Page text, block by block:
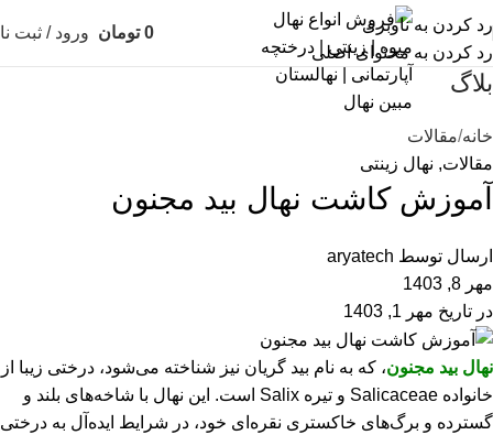
رد کردن به ناوبری
رد کردن به محتوای اصلی
0 تومان ورود / ثبت
بلاگ
خانه مقالات
مقالات, نهال زینتی
آموزش کاشت نهال بید مجنون
ارسال توسط aryatech
مهر 8, 1403
در تاریخ مهر 1, 1403
نهال بید مجنون، که به نام بید گریان نیز شناخته می‌شود، درختی زیبا از
خانواده Salicaceae و تیره Salix است. این نهال با شاخه‌های بلند و
گسترده و برگ‌های خاکستری نقره‌ای خود، در شرایط ایده‌آل به درختی